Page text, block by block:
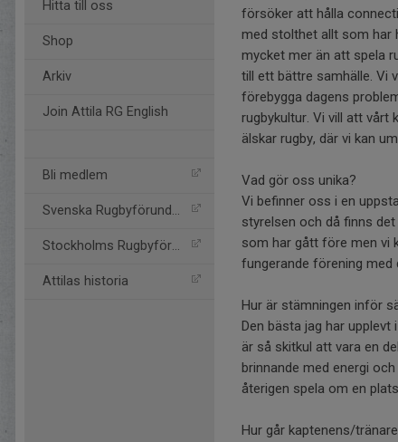
Hitta till oss
Shop
Arkiv
Join Attila RG English
Bli medlem
Svenska Rugbyförundet
Stockholms Rugbyförund
Attilas historia
försöker att hålla
med stolthet allt som har
mycket mer än att spela
till ett bättre samhälle. Vi
förebygga dagens
rugbykultur. Vi vill att vårt
älskar rugby, där vi kan
Vad gör oss unika?
Vi befinner oss i en
styrelsen och då finns
som har gått före men vi
fungerande förening med
Hur är stämningen inför
Den bästa jag har upplevt
är så skitkul att vara en
brinnande med energi
återigen spela om en
Hur går kaptenens/